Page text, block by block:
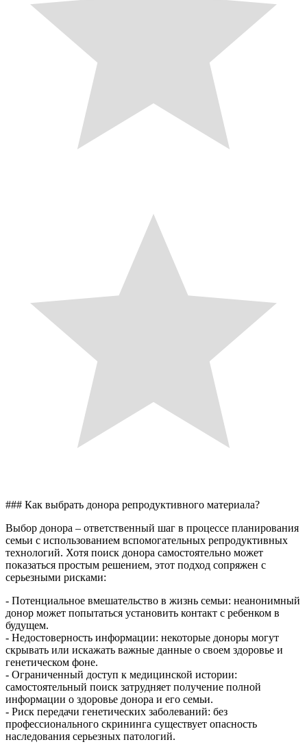
### Как выбрать донора репродуктивного материала?
Выбор донора – ответственный шаг в процессе планирования
семьи с использованием вспомогательных репродуктивных
технологий. Хотя поиск донора самостоятельно может
показаться простым решением, этот подход сопряжен с
серьезными рисками:
- Потенциальное вмешательство в жизнь семьи: неанонимный
донор может попытаться установить контакт с ребенком в
будущем.
- Недостоверность информации: некоторые доноры могут
скрывать или искажать важные данные о своем здоровье и
генетическом фоне.
- Ограниченный доступ к медицинской истории:
самостоятельный поиск затрудняет получение полной
информации о здоровье донора и его семьи.
- Риск передачи генетических заболеваний: без
профессионального скрининга существует опасность
наследования серьезных патологий.